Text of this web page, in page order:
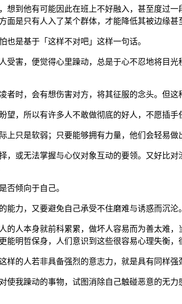
想到他有可能因此在班上不好融入，甚至度过
面是只有人入了某个群体，才能降低其被边缘甚
也是基于「这样不对吧」这样一句话。
受害，便觉得心里躁动，总是于心不忍地将目
者时，会有想伤害对方，将其征服的念头。但这
，所以有许多人不敢做彻底的好人，不愿插手
只是软弱；只要能够拥有力量，他们会轻易做
，或无法掌握与心仪对象互动的要领。又好比
否倾向于自己。
力，又要避免自己承受不住磨难与诱惑而沉沦。
的人本身就前科累累，做坏人容易而为善太难
明哲保身，人们意识到这些很容易心理失衡，
的人若非具备强烈的意志力，就是具有同样强
使我躁动的事物，试图消除自己触碰恶意的无